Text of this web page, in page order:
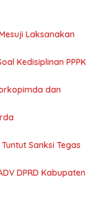
Laksanakan
Kedisiplinan PPPK
dan
Sanksi Tegas
DPRD Kabupaten